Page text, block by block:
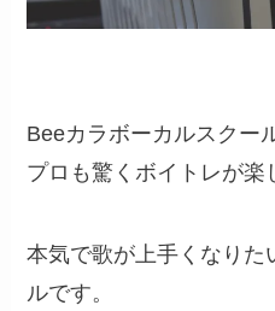
Beeカラボーカルスクー
プロも驚くボイトレが楽
本気で歌が上手くなりた
ルです。